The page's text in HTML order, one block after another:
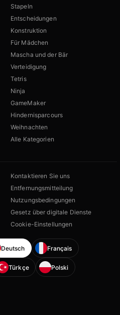
Stapeln
Entscheidungen
Konstruktion
Für Mädchen
Mascha und der Bär
Verteidigung
Tetris
Ninja
GameMaker
Hindernisparcours
Weihnachten
Alle Kategorien
Kontaktieren Sie uns
Entfernungsmitteilung
Nutzungsbedingungen
Gesetz über digitale Dienste
Cookie-Einstellungen
Deutsch Français
Türkçe Polski